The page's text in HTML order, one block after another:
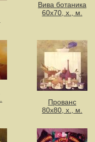
Вива ботаника
60х70, х., м.
Прованс
80х80, х., м.